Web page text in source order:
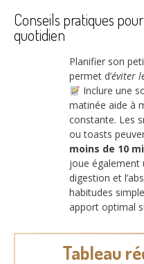
Conseils pratiques
quotidien
Planifier son
permet d’éviter
Inclure une
matinée aide à
constante. Les
ou toasts
moins de 10
joue également
digestion et
habitudes
apport optimal
Tableau